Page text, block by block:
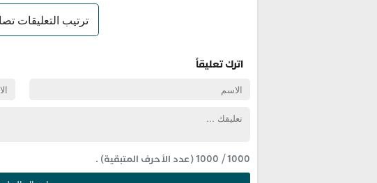
اترك تعليقاً
1000
/
1000(عدد الأحرف المتبقية) .